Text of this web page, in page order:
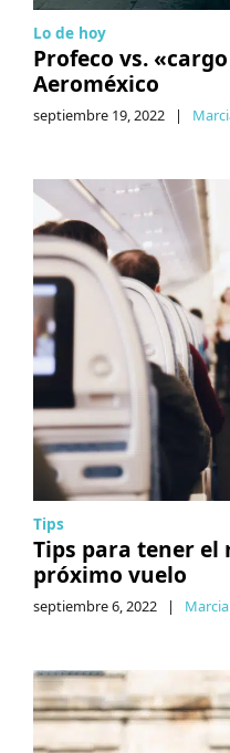
Lo de hoy
Profeco vs.
Aeroméxico
septiembre 19, 2022 |
Tips
Tips para tener el
próximo vuelo
septiembre 6, 2022 | Marcia